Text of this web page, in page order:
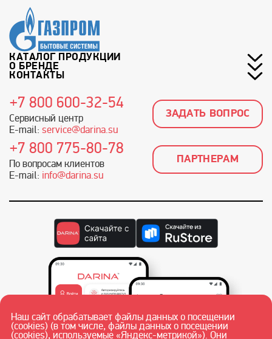
КАТАЛОГ ПРОДУКЦИИ
О БРЕНДЕ
КОНТАКТЫ
+7 800 600-32-54
Сервисный центр
E-mail: service@darina.su
ЗАДАТЬ ВОПРОС
+7 800 775-80-78
По вопросам клиентов
E-mail: info@darina.su
ПАРТНЕРАМ
Наш сайт обрабатывает файлы данных о посещении
(cookies) (в том числе, файлы данных о посещении
(cookies), используемые «Яндекс-метрикой»). Они